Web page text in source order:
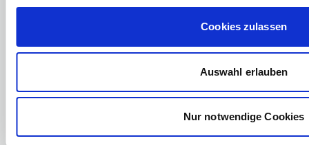
Cookies zulassen
Auswahl erlauben
Nur notwendige Cookies
Fürdetaillierte Informationenund eine
der Updates verweisen
wir auch auf unsere umfassenden
Notes, die regelmäßig veröffentlicht werden: